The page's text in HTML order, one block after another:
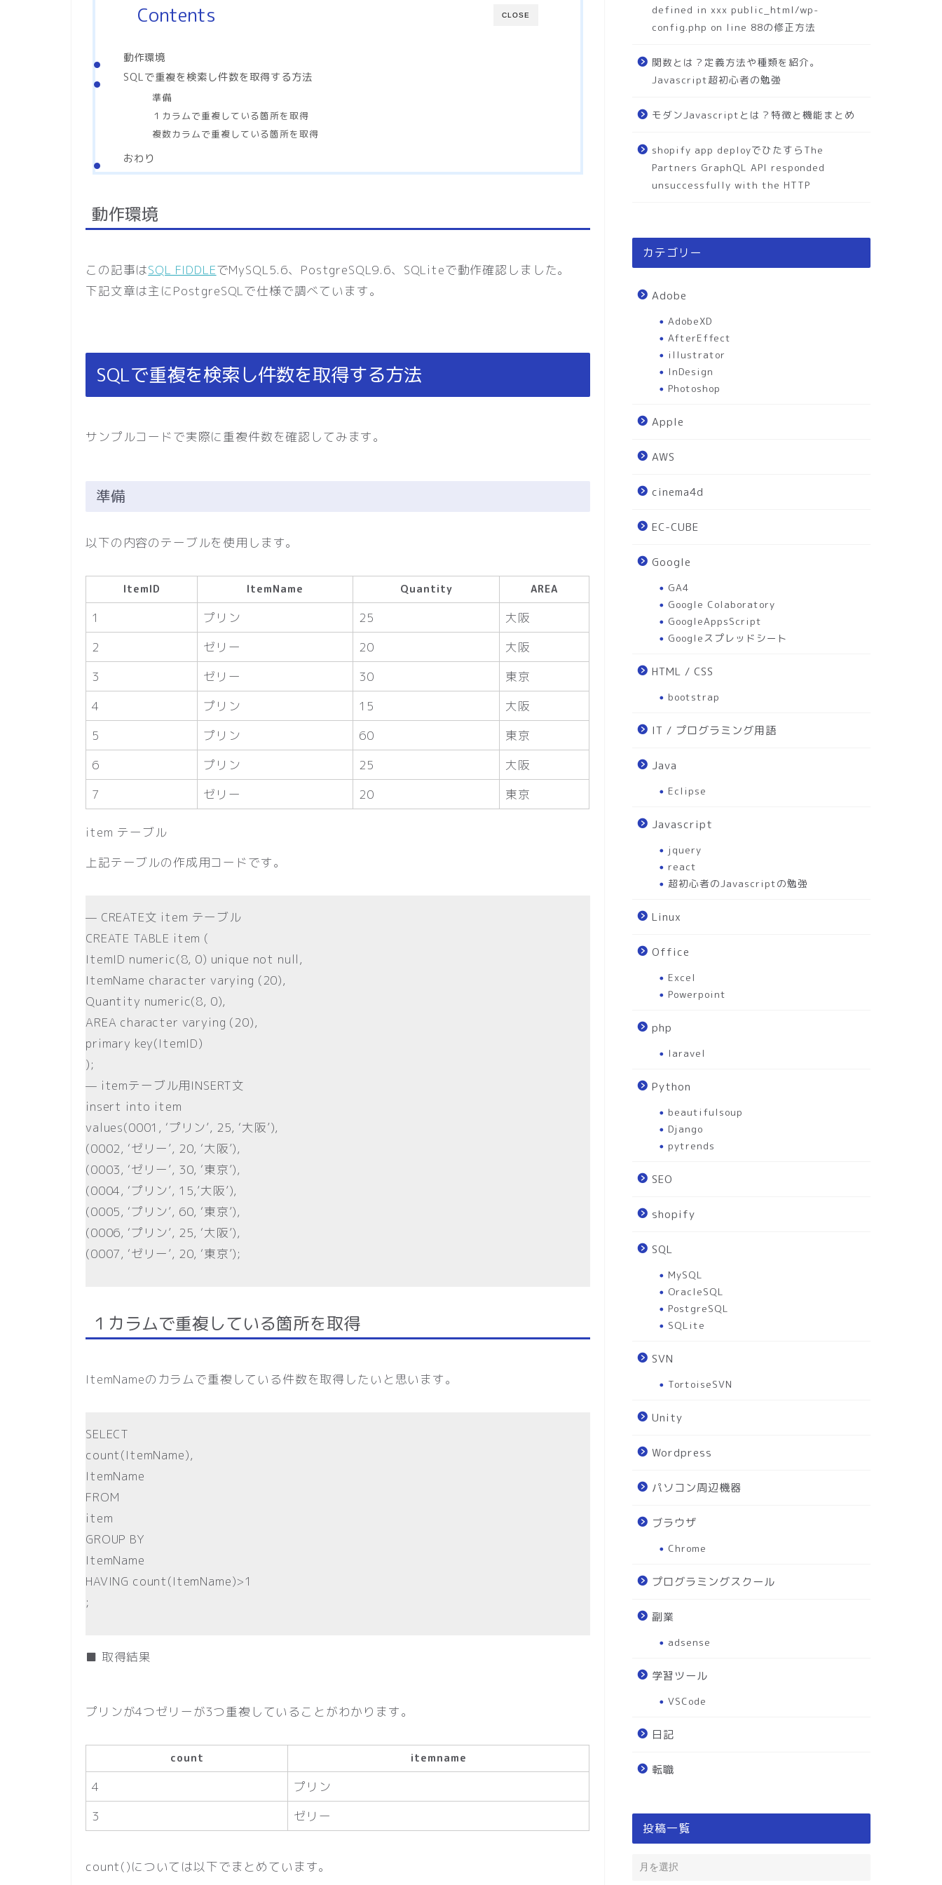
CLOSE
Contents
動作環境
SQLで重複を検索し件数を取得する方法
準備
１カラムで重複している箇所を取得
複数カラムで重複している箇所を取得
おわり
動作環境
この記事はSQL FIDDLEでMySQL5.6、PostgreSQL9.6、SQLiteで動作確認しました。
下記文章は主にPostgreSQLで仕様で調べています。
SQLで重複を検索し件数を取得する方法
サンプルコードで実際に重複件数を確認してみます。
準備
以下の内容のテーブルを使用します。
ItemID ItemName Quantity AREA
1 プリン 25
大阪
2
ゼリー 20
大阪
3
ゼリー 30
東京
4
プリン 15
大阪
5
プリン 60
東京
6
プリン 25
大阪
7
ゼリー 20 東京
item テーブル
上記テーブルの作成用コードです。
— CREATE文 item テーブル
CREATE TABLE item (
ItemID numeric(8, 0) unique not null,
ItemName character varying (20),
Quantity numeric(8, 0),
AREA character varying (20),
primary key(ItemID)
);
— itemテーブル用INSERT文
insert into item
values(0001, ‘プリン’, 25, ‘大阪’),
(0002, ‘ゼリー’, 20, ‘大阪’),
(0003, ‘ゼリー’, 30, ‘東京’),
(0004, ‘プリン’, 15,’大阪’),
(0005, ‘プリン’, 60, ‘東京’),
(0006, ‘プリン’, 25, ‘大阪’),
(0007, ‘ゼリー’, 20, ‘東京’);
１カラムで重複している箇所を取得
ItemNameのカラムで重複している件数を取得したいと思います。
SELECT
count(ItemName),
ItemName
FROM
item
GROUP BY
ItemName
HAVING count(ItemName)>1
;
■ 取得結果
プリンが4つゼリーが3つ重複していることがわかります。
count itemname
4
プリン
3
ゼリー
count()については以下でまとめています。
defined in xxx public_html/wp-
config.php on line 88の修正方法
関数とは？定義方法や種類を紹介。
Javascript超初心者の勉強
モダンJavascriptとは？特徴と機能まとめ
shopify app deployでひたすらThe
Partners GraphQL API responded
unsuccessfully with the HTTP
カテゴリー
Adobe
AdobeXD
AfterEffect
illustrator
InDesign
Photoshop
Apple
AWS
cinema4d
EC-CUBE
Google
GA4
Google Colaboratory
GoogleAppsScript
Googleスプレッドシート
HTML / CSS
bootstrap
IT / プログラミング用語
Java
Eclipse
Javascript
jquery
react
超初心者のJavascriptの勉強
Linux
Office
Excel
Powerpoint
php
laravel
Python
beautifulsoup
Django
pytrends
SEO
shopify
SQL
MySQL
OracleSQL
PostgreSQL
SQLite
SVN
TortoiseSVN
Unity
Wordpress
パソコン周辺機器
ブラウザ
Chrome
プログラミングスクール
副業
adsense
学習ツール
VSCode
日記
転職
投稿一覧